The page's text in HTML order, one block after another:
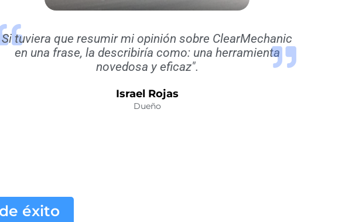
Si tuviera que resumir mi opinión sobre ClearMechanic
en una frase, la describiría como: una herramienta
novedosa y eficaz".
Israel Rojas
Dueño
éxito